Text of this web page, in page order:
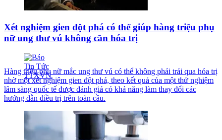
Xét nghiệm gien đột phá có thể giúp hàng triệu phụ
nữ ung thư vú không cần hóa trị
Hàng triệu phụ nữ mắc ung thư vú có thể không phải trải qua hóa trị
nhờ một xét nghiệm gien đột phá, theo kết quả của một thử nghiệm
lâm sàng quốc tế được đánh giá có khả năng làm thay đổi các
hướng dẫn điều trị trên toàn cầu.